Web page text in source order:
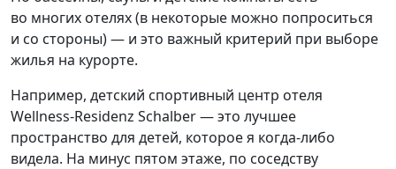
во многих отелях (в некоторые можно попроситься
и со стороны) — и это важный критерий при выборе
жилья на курорте.
Например, детский спортивный центр отеля
Wellness-Residenz Schalber — это лучшее
пространство для детей, которое я когда-либо
видела. На минус пятом этаже, по соседству